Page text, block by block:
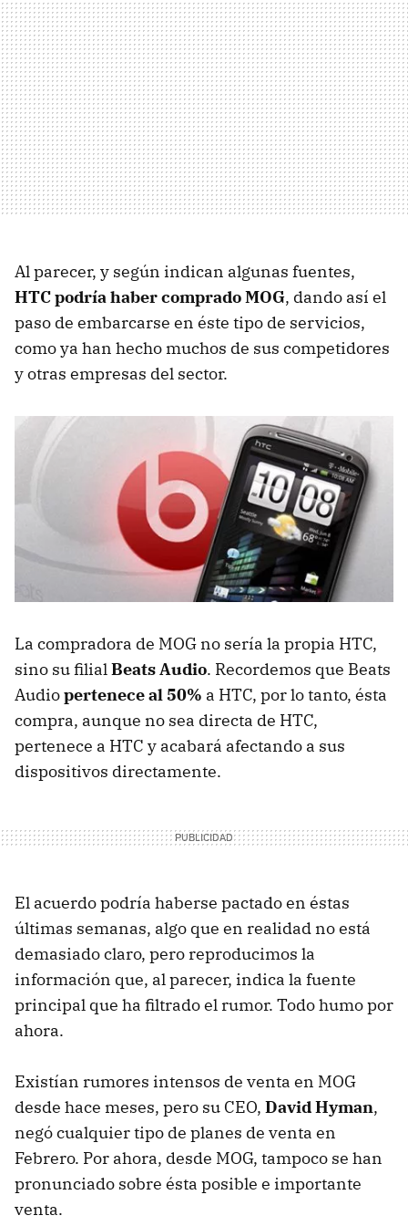
Al parecer, y según indican algunas fuentes,
HTC podría haber comprado MOG, dando así el
paso de embarcarse en éste tipo de servicios,
como ya han hecho muchos de sus competidores
y otras empresas del sector.
La compradora de MOG no sería la propia HTC,
sino su filialBeats Audio. Recordemos que Beats
Audiopertenece al 50% a HTC, por lo tanto, ésta
compra, aunque no sea directa de HTC,
pertenece a HTC y acabará afectando a sus
dispositivos directamente.
El acuerdo podría haberse pactado en éstas
últimas semanas, algo que en realidad no está
demasiado claro, pero reproducimos la
información que, al parecer, indica la fuente
principal que ha filtrado el rumor. Todo humo por
ahora.
Existían rumores intensos de venta en MOG
desde hace meses, pero su CEO, David Hyman,
negó cualquier tipo de planes de venta en
Febrero. Por ahora, desde MOG, tampoco se han
pronunciado sobre ésta posible e importante
venta.